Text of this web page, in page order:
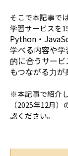
そこで本記事で
学習サービスを
Python・
学べる内容や
的に合うサー
もつながる力が
※本記事で紹介
（2025年12月
認ください。